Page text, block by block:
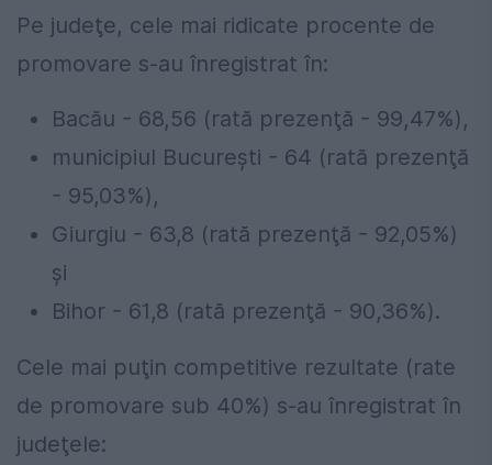
Pe judeţe, cele mai ridicate procente de
promovare s-au înregistrat în:
Bacău - 68,56 (rată prezenţă - 99,47%),
municipiul Bucureşti - 64 (rată prezenţă
- 95,03%),
Giurgiu - 63,8 (rată prezenţă - 92,05%)
şi
Bihor - 61,8 (rată prezenţă - 90,36%).
Cele mai puţin competitive rezultate (rate
de promovare sub 40%) s-au înregistrat în
judeţele: